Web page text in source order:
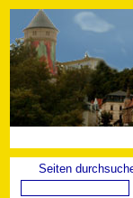
Seiten